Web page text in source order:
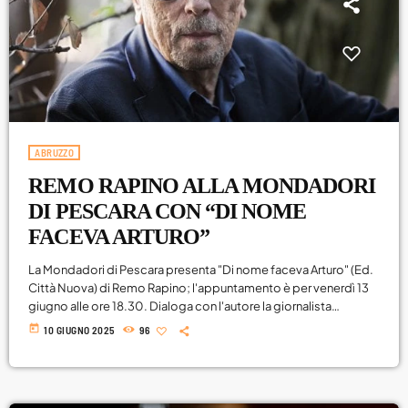
Attualità
Blog
Breakfast
DJ
Eventi
Fumetti
Giochi
ABRUZZO
REMO RAPINO ALLA MONDADORI
DI PESCARA CON “DI NOME
FACEVA ARTURO”
La Mondadori di Pescara presenta "Di nome faceva Arturo" (Ed.
Città Nuova) di Remo Rapino; l'appuntamento è per venerdì 13
giugno alle ore 18.30. Dialoga con l'autore la giornalista
Alessandra Renzetti. Arturo Sabatini, manovale a giornata, grazie
today 10 GIUGNO 2025 96